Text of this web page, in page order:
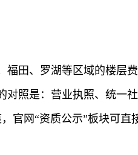
田、罗湖等区域的楼
照是：营业执照、统
官网“资质公示”板块可